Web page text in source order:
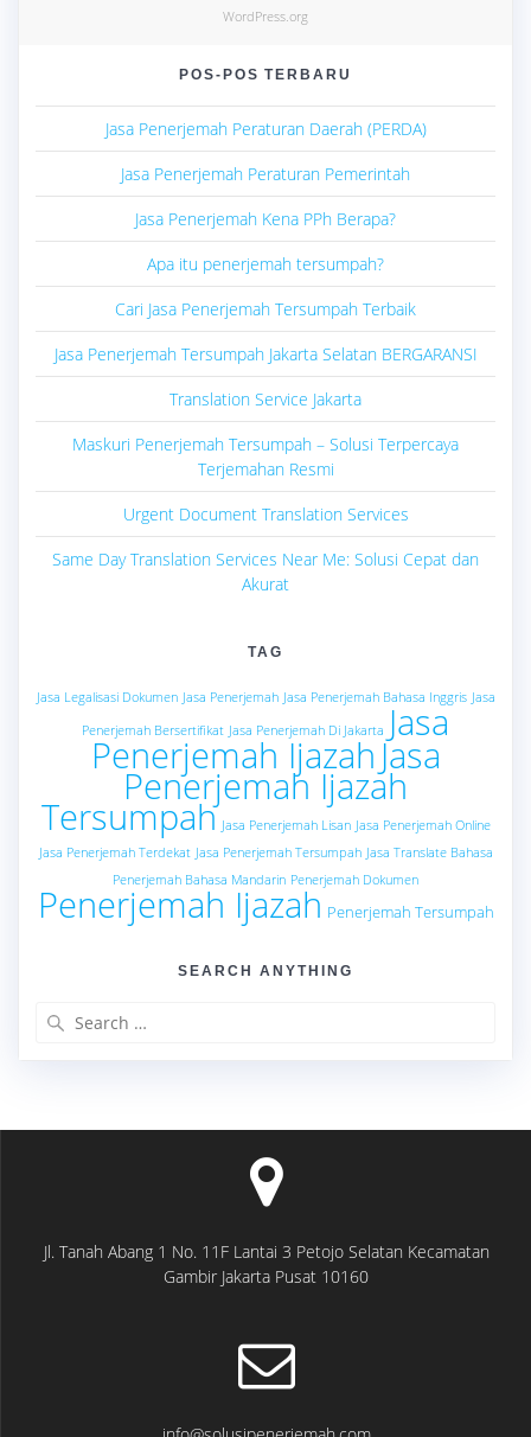
WordPress.org
POS-POS TERBARU
Jasa Penerjemah Peraturan Daerah (PERDA)
Jasa Penerjemah Peraturan Pemerintah
Jasa Penerjemah Kena PPh Berapa?
Apa itu penerjemah tersumpah?
Cari Jasa Penerjemah Tersumpah Terbaik
Jasa Penerjemah Tersumpah Jakarta Selatan BERGARANSI
Translation Service Jakarta
Maskuri Penerjemah Tersumpah – Solusi Terpercaya
Terjemahan Resmi
Urgent Document Translation Services
Same Day Translation Services Near Me: Solusi Cepat dan
Akurat
TAG
Jasa Legalisasi Dokumen Jasa Penerjemah Jasa Penerjemah Bahasa Inggris Jasa
Penerjemah Bersertifikat Jasa Penerjemah Di Jakarta Jasa
Penerjemah Ijazah Jasa
Penerjemah Ijazah
Tersumpah Jasa Penerjemah Lisan Jasa Penerjemah Online
Jasa Penerjemah Terdekat Jasa Penerjemah Tersumpah Jasa Translate Bahasa
Penerjemah Bahasa Mandarin Penerjemah Dokumen
Penerjemah Ijazah Penerjemah Tersumpah
SEARCH ANYTHING
Jl. Tanah Abang 1 No. 11F Lantai 3 Petojo Selatan Kecamatan
Gambir Jakarta Pusat 10160